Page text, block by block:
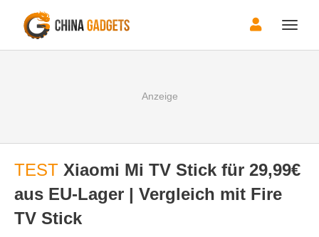
Toggle
TEST Xiaomi Mi TV Stick für 29,99€
aus EU-Lager | Vergleich mit Fire
TV Stick